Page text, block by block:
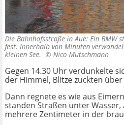
Die Bahnhofsstraße in Aue: Ein BMW
fest. Innerhalb von Minuten
kleinen See. © Nico Mutschmann
Gegen 14.30 Uhr verdunkelte
der Himmel, Blitze zuckten
Dann regnete es wie aus
standen Straßen unter Wasser,
mehrere Zentimeter in der